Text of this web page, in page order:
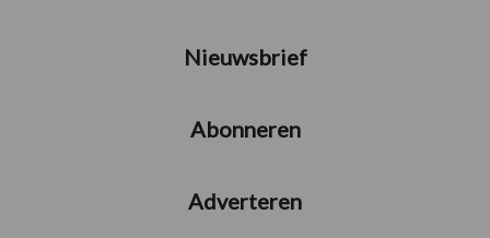
Nieuwsbrief
Abonneren
Adverteren